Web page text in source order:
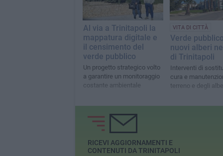
Al via a Trinitapoli la
mappatura digitale e
il censimento del
verde pubblico
Un progetto strategico volto
a garantire un monitoraggio
costante ambientale
VITA DI CITTÀ
Verde
nuovi alberi
di Trinitapoli
Interventi di
cura e
terreno e degli
RICEVI AGGIORNAMENTI E
CONTENUTI DA TRINITAPOLI